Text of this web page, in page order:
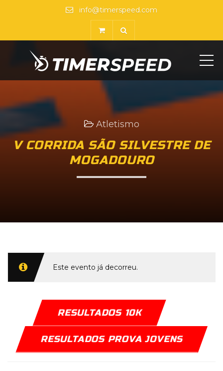
info@timerspeed.com
Atletismo
V CORRIDA SÃO SILVESTRE DE
MOGADOURO
Este evento já decorreu.
RESULTADOS 10K
RESULTADOS PROVA JOVENS